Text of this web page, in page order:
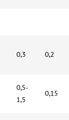
0,3 0,2
0,5-
1,5
0,15